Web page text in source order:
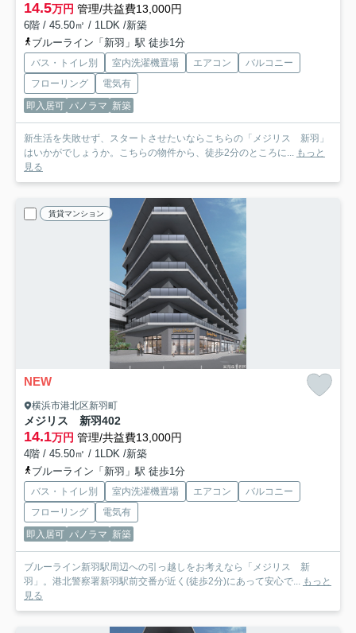
14.5万円 管理/共益費13,000円
6階 / 45.50㎡ / 1LDK /新築
ブルーライン「新羽」駅 徒歩1分
バス・トイレ別 室内洗濯機置場 エアコン
バルコニー
フローリング
電気有
即入居可 パノラマ 新築
新生活を失敗せず、スタートさせたいならこちらの「メジリス 新羽」
はいかがでしょうか。こちらの物件から、徒歩2分のところに... もっと
見る
賃貸マンション
NEW
横浜市港北区新羽町
メジリス 新羽402
14.1万円 管理/共益費13,000円
4階 / 45.50㎡ / 1LDK /新築
ブルーライン「新羽」駅 徒歩1分
バス・トイレ別 室内洗濯機置場 エアコン
バルコニー
フローリング
電気有
即入居可 パノラマ 新築
ブルーライン新羽駅周辺への引っ越しをお考えなら「メジリス 新
羽」。港北警察署新羽駅前交番が近く(徒歩2分)にあって安心で... もっと
見る